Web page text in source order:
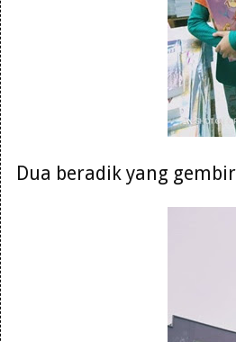
Dua beradik yang